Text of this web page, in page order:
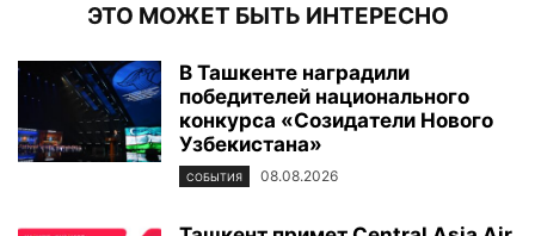
ЭТО МОЖЕТ БЫТЬ ИНТЕРЕСНО
В Ташкенте наградили
победителей национального
конкурса «Созидатели Нового
Узбекистана»
СОБЫТИЯ 08.08.2026